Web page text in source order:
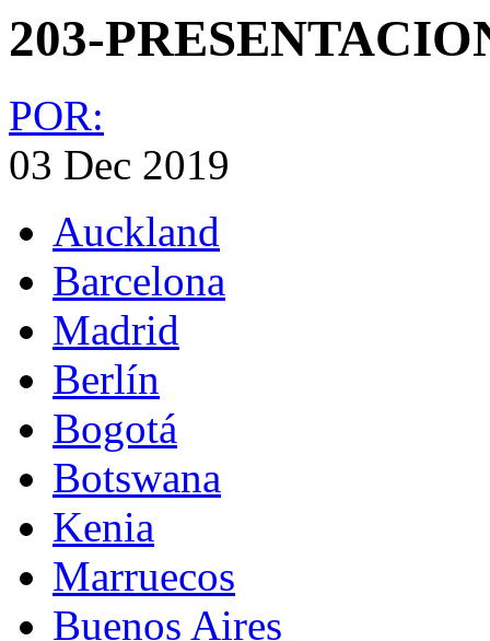
203-
POR:
03 Dec 2019
Auckland
Barcelona
Madrid
Berlín
Bogotá
Botswana
Kenia
Marruecos
Buenos Aires